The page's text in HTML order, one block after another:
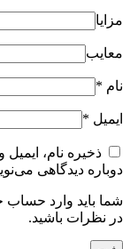
مزایا
معایب
نام *
ایمیل *
ذخیره نام،
دوباره دیدگاهی
شما باید وارد حساب
در نظرات باشید.